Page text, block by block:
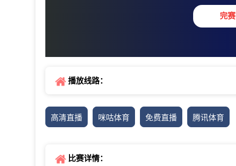
完赛
播放线路：
高清直播 咪咕体育 免费直播 腾讯体育
比赛详情：